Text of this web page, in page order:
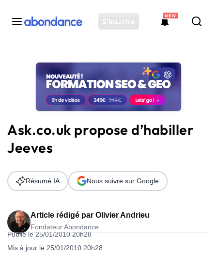
S'inscrire
NEW
Toutes les actus
Actus SEO
Plateforme
Solutions
Ressources
Audit SEO
Ask.co.uk propose d’habiller
Jeeves
Article rédigé par Olivier Andrieu
Fondateur Abondance
Publié le 25/01/2010 20h28
Mis à jour le 25/01/2010 20h28
Résumé IA Nous suivre sur Google